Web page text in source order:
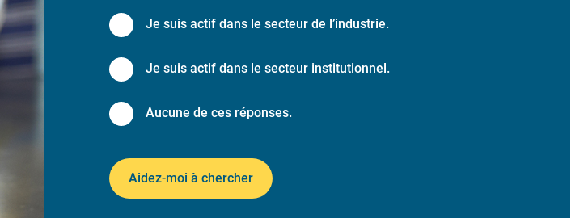
Je suis actif dans le secteur de l’industrie.
Je suis actif dans le secteur institutionnel.
Aucune de ces réponses.
Aidez-moi à chercher